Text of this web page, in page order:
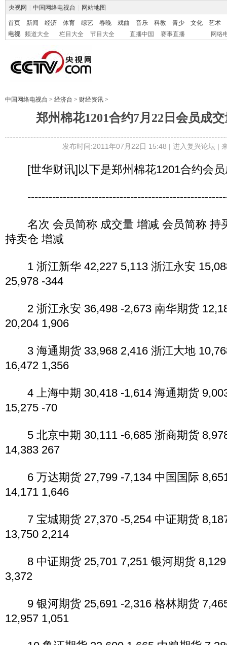
央视网 中国网络电视台 网站地图
首页 新闻 经济 体育 综艺 春晚 戏曲 音乐 科教 青少 文化
艺术
电视
频道大全 栏目大全 节目大全 直播中国 赛事直播 网络
中国网络电视台 > 经济台 > 财经资讯 >
郑州棉花1201合约7月22日会员成
发布时间:2011年07月22日 15:48 | 进入复兴论坛|
[世华财讯]以下是郑州棉花1201合约会员
名次 会员简称 成交量 增减 会员简称 持
持卖仓 增减
1 浙江新华 42,227 5,113 浙江永安
25,978 -344
2 浙江永安 36,498 -2,673 南华期货
20,204 1,906
3 海通期货 33,968 2,416 浙江大地
16,472 1,356
4 上海中期 30,418 -1,614 海通期货
15,275 -70
5 北京中期 30,111 -6,685 浙商期货
14,383 267
6 万达期货 27,799 -7,134 中国国际
14,171 1,646
7 宝城期货 27,370 -5,254 中证期货
13,750 2,214
8 中证期货 25,701 7,251 银河期货 8,129
3,372
9 银河期货 25,691 -2,316 格林期货
12,957 1,051